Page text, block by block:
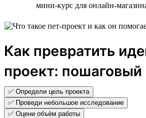
мини-курс для онлайн-
Как превратить
проект: пошаговый
✅ Определи цель проекта
✅ Проведи небольшое исследование
✅ Оцени объём работы